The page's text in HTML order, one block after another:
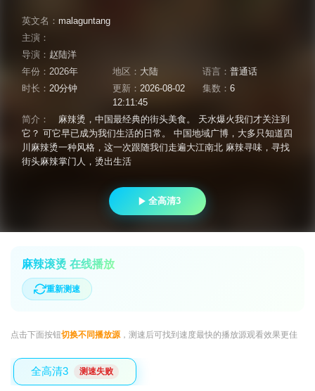
英文名： malaguntang
主演：
导演： 赵陆洋
年份： 2026年 地区： 大陆 语言：普通话
时长： 20分钟 更新： 2026-08-02
12:11:45
集数：6
简介：
麻辣烫，中国最经典的街头美食。 天水爆火我们才关注到
它？ 可它早已成为我们生活的日常。 中国地域广博，大多只知道四
川麻辣烫一种风格，这一次跟随我们走遍大江南北 麻辣寻味，寻找
街头麻辣掌门人，烫出生活
全高清3
麻辣滚烫 在线播放
重新测速
点击下面按钮切换不同播放源，测速后可找到速度最快的播放源观看效果更佳
全高清3 测速失败